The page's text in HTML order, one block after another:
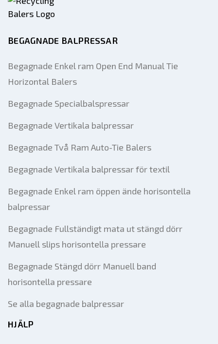
BEGAGNADE BALPRESSAR
Begagnade Enkel ram Open End Manual Tie
Horizontal Balers
Begagnade Specialbalspressar
Begagnade Vertikala balpressar
Begagnade Två Ram Auto-Tie Balers
Begagnade Vertikala balpressar för textil
Begagnade Enkel ram öppen ände horisontella
balpressar
Begagnade Fullständigt mata ut stängd dörr
Manuell slips horisontella pressare
Begagnade Stängd dörr Manuell band
horisontella pressare
Se alla begagnade balpressar
HJÄLP